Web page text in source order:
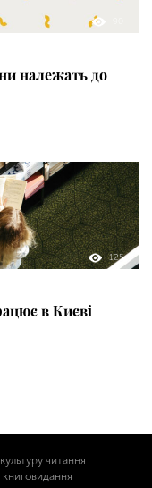
належать до
125
в Києві
читання